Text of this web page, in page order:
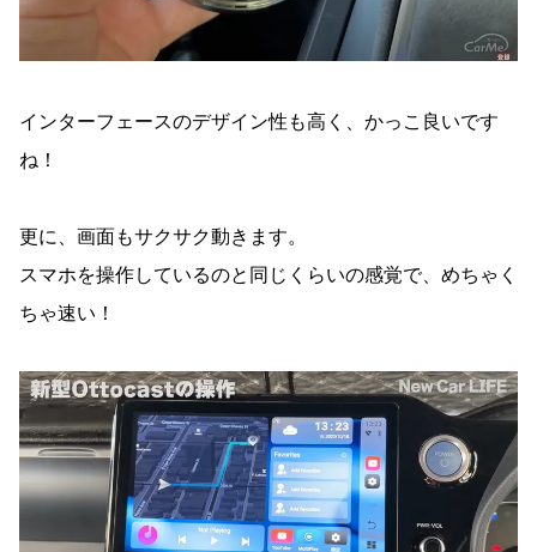
インターフェースのデザイン性も高く、かっこ良いです
ね！
更に、画面もサクサク動きます。
スマホを操作しているのと同じくらいの感覚で、めちゃく
ちゃ速い！